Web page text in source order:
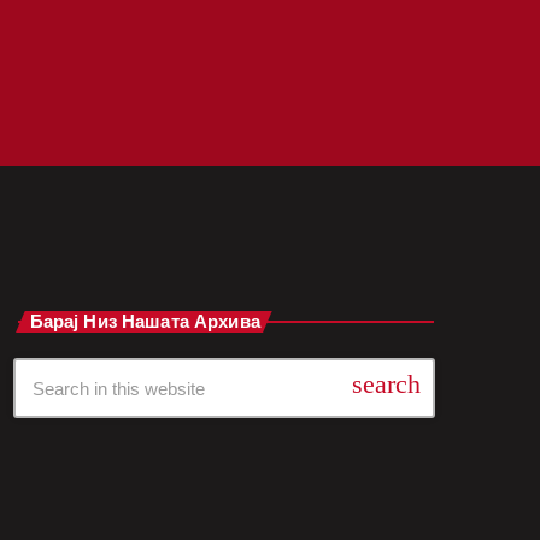
Барај Низ Нашата Архива
search